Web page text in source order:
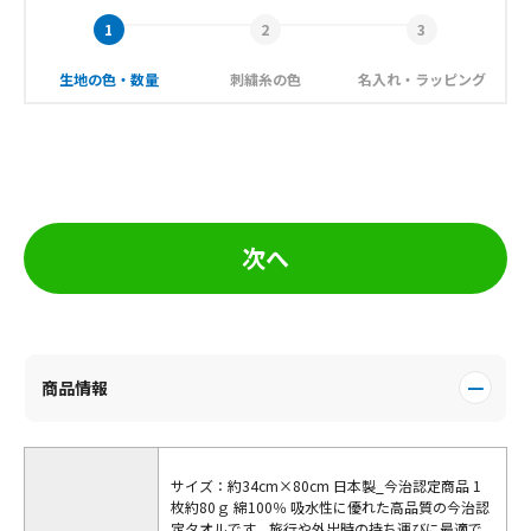
生地の色・数量 刺繍糸の色 名入れ・ラッピング
次へ
商品情報
サイズ：約34cm×80cm 日本製_今治認定商品 1
枚約80ｇ 綿100％ 吸水性に優れた高品質の今治認